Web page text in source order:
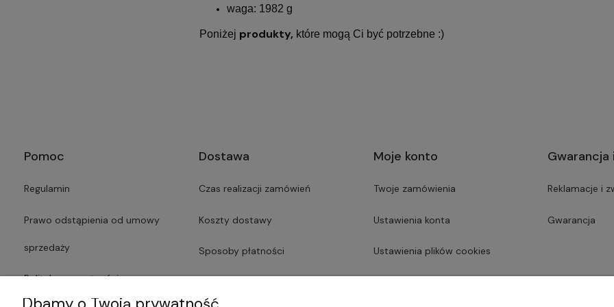
waga: 1982 g
Poniżej produkty, które mogą Ci być potrzebne :)
Pomoc
Regulamin
Prawo odstąpienia od umowy
sprzedaży
Polityka prywatności
Dostawa
Czas realizacji zamówień
Koszty dostawy
Sposoby płatności
Moje konto
Twoje zamówienia
Ustawienia konta
Ustawienia plików cookies
Reklamacje i
Gwarancja